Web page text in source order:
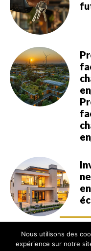
Nous utilisons des
expérience sur notre